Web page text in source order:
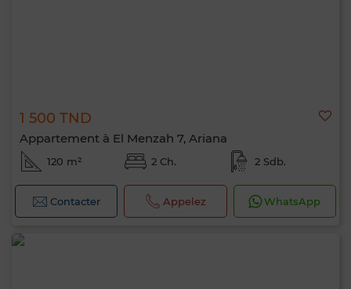
1 500 TND
Appartement à El Menzah 7, Ariana
120 m² 2 Ch. 2 Sdb.
Contacter Appelez WhatsApp